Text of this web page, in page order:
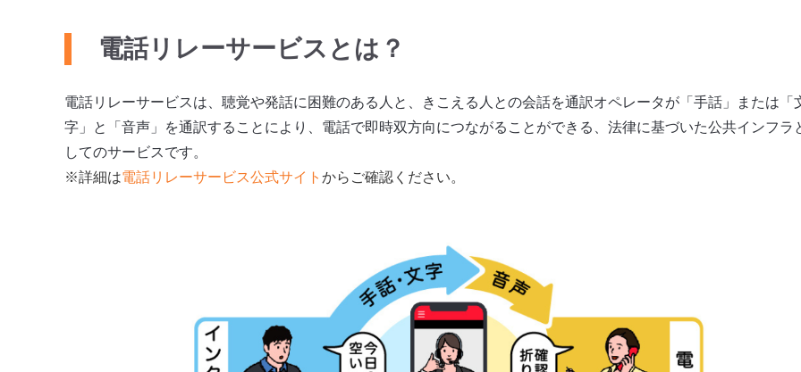
電話リレーサービスとは？
電話リレーサービスは、聴覚や発話に困難のある人と、きこえる人との会話を通訳オペレータが「手話」または「
字」と「音声」を通訳することにより、電話で即時双方向につながることができる、法律に基づいた公共インフラ
してのサービスです。
※詳細は電話リレーサービス公式サイト からご確認ください。